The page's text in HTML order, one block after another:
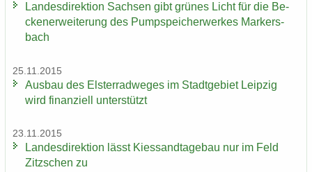
Lan­des­di­rek­ti­on Sach­sen gibt grü­nes Licht für die Be­
cken­er­wei­te­rung des Pump­spei­cher­wer­kes Mar­kers­
bach
25.11.2015
Aus­bau des Els­ter­rad­we­ges im Stadt­ge­biet Leip­zig
wird fi­nan­zi­ell un­ter­stützt
23.11.2015
Lan­des­di­rek­ti­on lässt Kies­sand­ta­ge­bau nur im Feld
Zitz­schen zu